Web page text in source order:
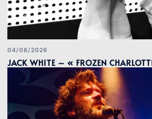
04/08/2026
JACK WHITE – « FROZEN